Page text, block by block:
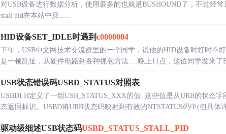
对USB设备进行数据分析，使用最多的也就是BUSHOUND了，不过经
stall pid在本站中搜......
HID设备SET_IDLE时遇到c0000004
下午，USB中文网技术交流群里的一个同学，说他的HID设备时好时
是一顿乱扯，从硬件电路到各种抓包方法….晚上11点，这位同学发来了
USB状态错误码USBD_STATUS对照表
USBDI.H定义了一组USB_STATUS_XXX的值. 这些值是从URB的状态
态返回标识。USBD将URB状态码映射到有效的NTSTATUS码中(但具
驱动级细述USB状态码USBD_STATUS_STALL_PID